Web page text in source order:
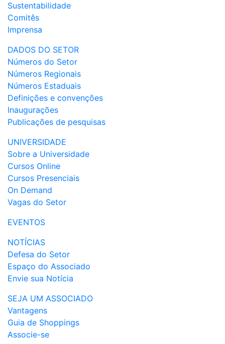
Sustentabilidade
Comitês
Imprensa
DADOS DO SETOR
Números do Setor
Números Regionais
Números Estaduais
Definições e convenções
Inaugurações
Publicações de pesquisas
UNIVERSIDADE
Sobre a Universidade
Cursos Online
Cursos Presenciais
On Demand
Vagas do Setor
EVENTOS
NOTÍCIAS
Defesa do Setor
Espaço do Associado
Envie sua Notícia
SEJA UM ASSOCIADO
Vantagens
Guia de Shoppings
Associe-se